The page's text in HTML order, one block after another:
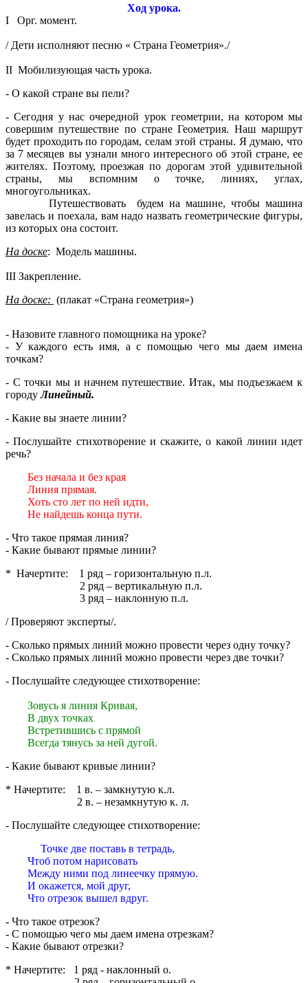
Ход урока.
I
Орг. момент.
/ Дети исполняют песню « Страна Геометрия»./
II Мобилизующая часть урока.
- О какой стране вы пели?
- Сегодня у нас очередной урок геометрии, на котором мы
совершим путешествие по стране Геометрия. Наш маршрут
будет проходить по городам, селам этой страны. Я думаю, что
за 7 месяцев вы узнали много интересного об этой стране, ее
жителях. Поэтому, проезжая по дорогам этой удивительной
страны, мы вспомним о точке, линиях, углах,
многоугольниках.
Путешествовать будем на машине, чтобы машина
завелась и поехала, вам надо назвать геометрические фигуры,
из которых она состоит.
На доске: Модель машины.
III Закрепление.
На доске: (плакат «Страна геометрия»)
- Назовите главного помощника на уроке?
- У каждого есть имя, а с помощью чего мы даем имена
точкам?
- С точки мы и начнем путешествие. Итак, мы подъезжаем к
городуЛинейный.
- Какие вы знаете линии?
- Послушайте стихотворение и скажите, о какой линии идет
речь?
Без начала и без края
Линия прямая.
Хоть сто лет по ней идти,
Не найдешь конца пути.
- Что такое прямая линия?
- Какие бывают прямые линии?
* Начертите: 1 ряд – горизонтальную п.л.
2 ряд – вертикальную п.л.
3 ряд – наклонную п.л.
/ Проверяют эксперты/.
- Сколько прямых линий можно провести через одну точку?
- Сколько прямых линий можно провести через две точки?
- Послушайте следующее стихотворение:
Зовусь я линия Кривая,
В двух точках
Встретившись с прямой
Всегда тянусь за ней дугой.
- Какие бывают кривые линии?
* Начертите: 1 в. – замкнутую к.л.
2 в. – незамкнутую к. л.
- Послушайте следующее стихотворение:
Точке две поставь в тетрадь,
Чтоб потом нарисовать
Между ними под линеечку прямую.
И окажется, мой друг,
Что отрезок вышел вдруг.
- Что такое отрезок?
- С помощью чего мы даем имена отрезкам?
- Какие бывают отрезки?
* Начертите: 1 ряд - наклонный о.